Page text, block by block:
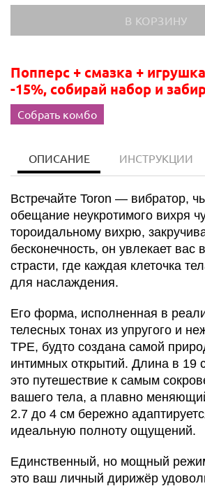
Попперс + смазка + игрушка
-15%, собирай набор и
Собрать комбо
ОПИСАНИЕ ИНСТРУКЦИИ
Встречайте Toron — вибратор,
обещание неукротимого вихря
тороидальному вихрю,
бесконечность, он увлекает вас
страсти, где каждая клеточка
для наслаждения.
Его форма, исполненная в
телесных тонах из упругого и
TPE, будто создана самой
интимных открытий. Длина в 19
это путешествие к самым
вашего тела, а плавно
2.7 до 4 см бережно
идеальную полноту ощущений.
Единственный, но мощный
это ваш личный дирижёр